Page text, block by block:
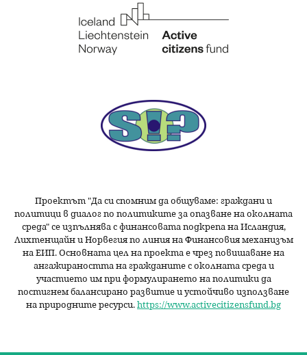
Проектът "Да си спомним даобщуваме: граждани и
политици в диалог по политиките за опазване на околната
среда" се изпълнява с финансовата подкрепа на Исландия,
Лихтенщайн и Норвегия по линия на Финансовия механизъм
на ЕИП. Основната цел на проекта е чрез повишаване на
ангажираността на гражданите с околната среда и
участието им при формулирането на политики да
постигнем балансирано развитие и устойчиво използване
на природните ресурси.https://www.activecitizensfund.bg